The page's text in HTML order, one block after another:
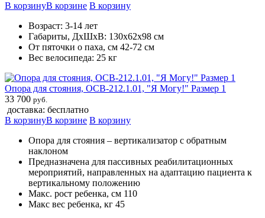
В корзинуВ корзине В корзину
Возраст: 3-14 лет
Габариты, ДxШxВ: 130x62x98 см
От пяточки о паха, см 42-72 см
Вес велосипеда: 25 кг
Опора для стояния, ОСВ-212.1.01, "Я Могу!" Размер 1
33 700 руб.
доставка: бесплатно
В корзинуВ корзине В корзину
Опора для стояния – вертикализатор с обратным
наклоном
Предназначена для пассивных реабилитационных
мероприятий, направленных на адаптацию пациента к
вертикальному положению
Макс. рост ребенка, см 110
Макс вес ребенка, кг 45